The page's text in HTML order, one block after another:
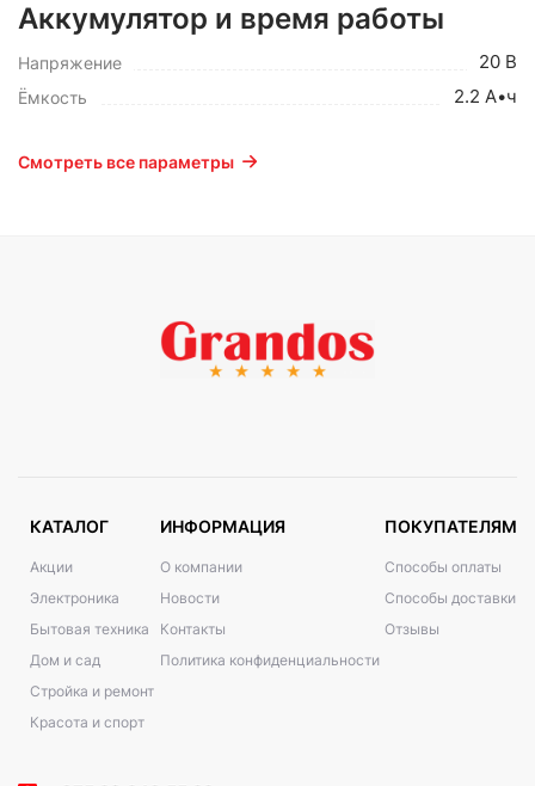
Аккумулятор и время работы
Напряжение 20 В
Ёмкость 2.2 А•ч
Смотреть все параметры
КАТАЛОГ
Акции
Электроника
Бытовая техника
Дом и сад
Стройка и ремонт
Красота и спорт
ИНФОРМАЦИЯ
О компании
Новости
Контакты
Политика конфиденциальности
ПОКУПАТЕЛЯМ
Способы оплаты
Способы доставки
Отзывы